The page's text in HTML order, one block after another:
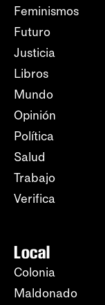
Feminismos
Futuro
Justicia
Libros
Mundo
Opinión
Política
Salud
Trabajo
Verifica
Local
Colonia
Maldonado